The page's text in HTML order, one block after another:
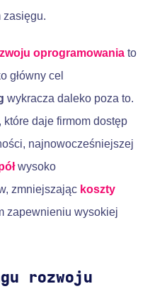
zasięgu.
oprogramowania to
główny cel
wykracza daleko poza to.
daje firmom dostęp
najnowocześniejszej
wysoko
zmniejszając koszty
zapewnieniu wysokiej
rozwoju